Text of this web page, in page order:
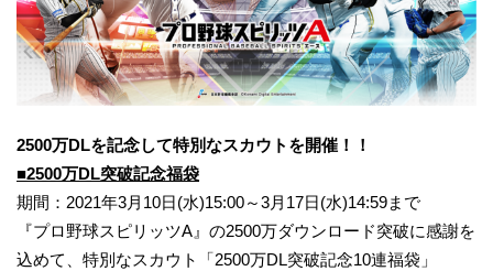
2500万DLを記念して特別なスカウトを開催！！
■2500万DL突破記念福袋
期間：2021年3月10日(水)15:00～3月17日(水)14:59まで
『プロ野球スピリッツA』の2500万ダウンロード突破に感謝を
込めて、特別なスカウト「2500万DL突破記念10連福袋」